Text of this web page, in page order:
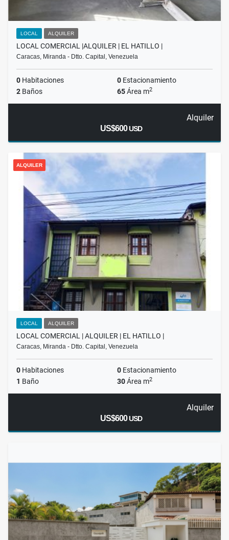
LOCAL ALQUILER
LOCAL COMERCIAL |ALQUILER | EL HATILLO |
Caracas, Miranda - Dtto. Capital, Venezuela
0 Habitaciones 0 Estacionamiento
2 Baños 65Área m2
Alquiler
US$600USD
ALQUILER
LOCAL ALQUILER
LOCAL COMERCIAL | ALQUILER | EL HATILLO |
Caracas, Miranda - Dtto. Capital, Venezuela
0 Habitaciones 0 Estacionamiento
1 Baño 30Área m2
Alquiler
US$600USD